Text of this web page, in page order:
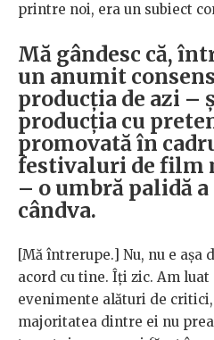
printre noi, era un subiect
Mă gândesc că,
un anumit
producția de azi –
producția cu
promovată în
festivaluri de film
– o umbră palidă a
cândva.
[Mă întrerupe.] Nu, nu e așa
acord cu tine. Îți zic. Am
evenimente alături de
majoritatea dintre ei nu